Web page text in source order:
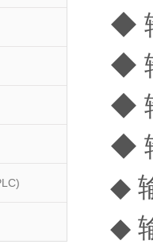
◆
◆
◆
◆
◆
◆